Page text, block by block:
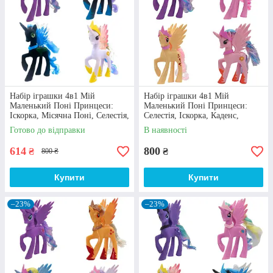
Сплатити
Оплатити можна безготівковим шляхом: перевести гроші
на розрахунковий рахунок, через сервіси WayForPay, Пром-
оплата. Доступна післяплата. Аванс – лише за умови
доставки замовлення вартістю до 150 грн. «Новою
Поштою».
4
Одержати
Маємо вигідну пропозицію – безкоштовна доставка
замовлень від 1500 гривень. Отримати посилку можна
через «Укрпошту» чи «Нову Пошту».
Набір іграшки 4в1 Мій
Маленький Поні Принцеси:
Іскорка, Місячна Поні, Селестія,
Крисаліс, 14 см - My Little Pony
Готово до відправки
614 ₴ 800 ₴
Купити
Набір іграшки 4в1 Мій
Маленький Поні Принцеси:
Селестія, Іскорка, Каденс,
Флаттершай, 14 см - My Little
Pony
В наявності
800 ₴
Купити
–23% –23%